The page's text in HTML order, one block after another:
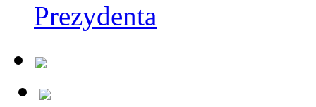
Prezydenta